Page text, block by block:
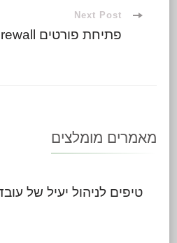
Next Post
פתיחת פורטים Mcafee Firewall
מאמרים מומלצים
טיפים לניהול יעיל של